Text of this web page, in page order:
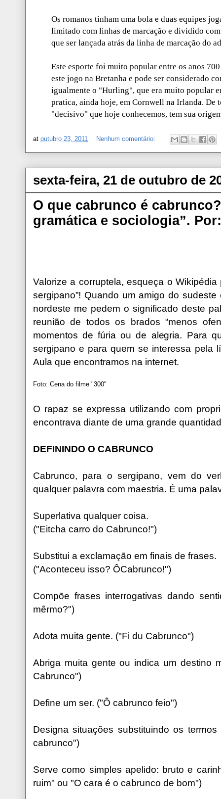
Os romanos tinham uma bola e duas equipes
limitado com linhas de marcação e dividido
que ser lançada atrás da linha de marcação do
Este esporte foi muito popular entre os anos
este jogo na Bretanha e pode ser considerado
igualmente o "Hurling", que era muito popular
pratica, ainda hoje, em Cornwell na Irlanda. De
"decisivo" que hoje conhecemos, tem sua
at outubro 23, 2011 Nenhum comentário:
sexta-feira, 21 de outubro de
O que cabrunco é
gramática e sociologia”.
Valorize a corruptela, esqueça o
sergipano”! Quando um amigo do
nordeste me pedem o significado deste
reunião de todos os brados “menos
momentos de fúria ou de alegria. Para
sergipano e para quem se interessa pela
Aula que encontramos na internet.
Foto: Cena do filme "300"
O rapaz se expressa utilizando com
encontrava diante de uma grande
DEFININDO O CABRUNCO
Cabrunco, para o sergipano, vem do
qualquer palavra com maestria. É uma
Superlativa qualquer coisa.
("Eitcha carro do Cabrunco!")
Substitui a exclamação em finais de frases.
("Aconteceu isso? ÔCabrunco!")
Compõe frases interrogativas dando
mêrmo?")
Adota muita gente. ("Fi du Cabrunco")
Abriga muita gente ou indica um destino
Cabrunco")
Define um ser. ("Ô cabrunco feio")
Designa situações substituindo os
cabrunco")
Serve como simples apelido: bruto e
ruim" ou "O cara é o cabrunco de bom")